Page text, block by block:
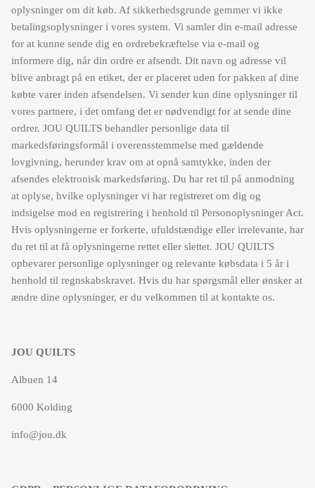
oplysninger om dit køb. Af sikkerhedsgrunde gemmer vi ikke
betalingsoplysninger i vores system. Vi samler din e-mail adresse
for at kunne sende dig en ordrebekræftelse via e-mail og
informere dig, når din ordre er afsendt. Dit navn og adresse vil
blive anbragt på en etiket, der er placeret uden for pakken af dine
købte varer inden afsendelsen. Vi sender kun dine oplysninger til
vores partnere, i det omfang det er nødvendigt for at sende dine
ordrer. JOU QUILTS behandler personlige data til
markedsføringsformål i overensstemmelse med gældende
lovgivning, herunder krav om at opnå samtykke, inden der
afsendes elektronisk markedsføring. Du har ret til på anmodning
at oplyse, hvilke oplysninger vi har registreret om dig og
indsigelse mod en registrering i henhold til Personoplysninger Act.
Hvis oplysningerne er forkerte, ufuldstændige eller irrelevante, har
du ret til at få oplysningerne rettet eller slettet. JOU QUILTS
opbevarer personlige oplysninger og relevante købsdata i 5 år i
henhold til regnskabskravet. Hvis du har spørgsmål eller ønsker at
ændre dine oplysninger, er du velkommen til at kontakte os.
JOU QUILTS
Albuen 14
6000 Kolding
info@jou.dk